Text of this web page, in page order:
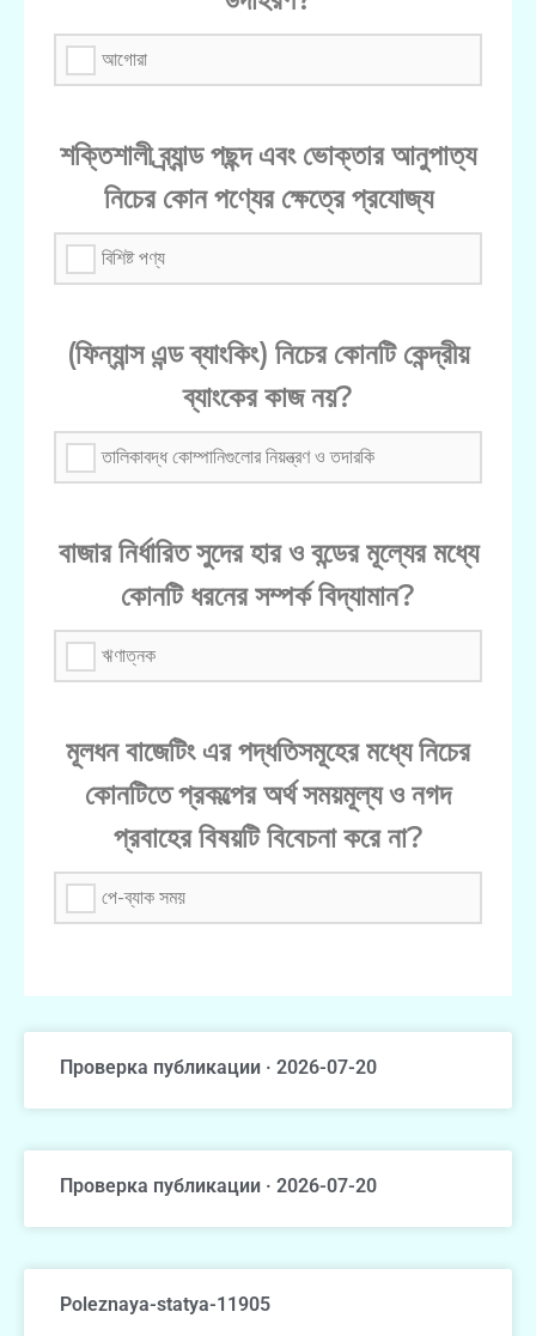
আগোরা
শক্তিশালী ব্র্যান্ড পছন্দ এবং ভোক্তার আনুপাত্য
নিচের কোন পণ্যের ক্ষেত্রে প্রযোজ্য
বিশিষ্ট পণ্য
(ফিন্যান্স এন্ড ব্যাংকিং) নিচের কোনটি কেন্দ্রীয়
ব্যাংকের কাজ নয়?
তালিকাবদ্ধ কোম্পানিগুলোর নিয়ন্ত্রণ ও তদারকি
বাজার নির্ধারিত সুদের হার ও বন্ডের মূল্যের মধ্যে
কোনটি ধরনের সম্পর্ক বিদ্যামান?
ঋণাত্নক
মূলধন বাজেটিং এর পদ্ধতিসমূহের মধ্যে নিচের
কোনটিতে প্রকল্পের অর্থ সময়মূল্য ও নগদ
প্রবাহের বিষয়টি বিবেচনা করে না?
পে-ব্যাক সময়
Проверка публикации · 2026-07-20
Проверка публикации · 2026-07-20
Poleznaya-statya-11905